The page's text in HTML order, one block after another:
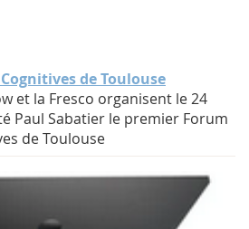
de Toulouse
et la Fresco organisent le 24
Paul Sabatier le premier Forum
de Toulouse